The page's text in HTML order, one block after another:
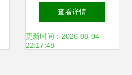
日订单近千台 33万
元宋PLUS成爆
查看详情
更新时间：2026-08-04
22:17:48